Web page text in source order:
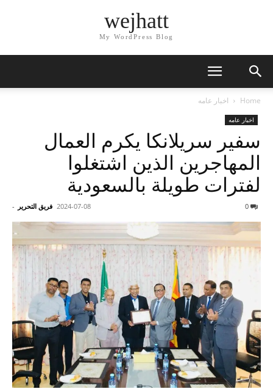
wejhatt
My WordPress Blog
Home اخبار عامه
اخبار عامه
سفير سريلانكا يكرم العمال
المهاجرين الذين اشتغلوا
لفترات طويلة بالسعودية
فريق التحرير - 2024-07-08